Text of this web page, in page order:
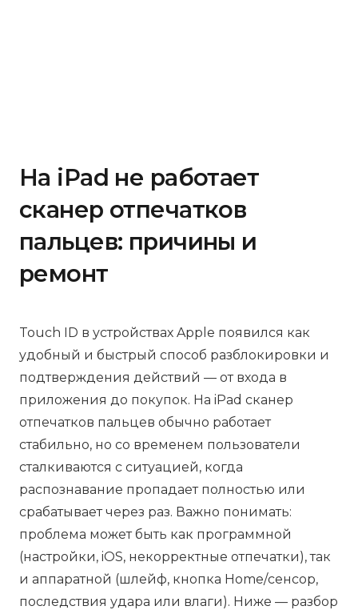
На iPad не работает
сканер отпечатков
пальцев: причины и
ремонт
Touch ID в устройствах Apple появился как
удобный и быстрый способ разблокировки и
подтверждения действий — от входа в
приложения до покупок. На iPad сканер
отпечатков пальцев обычно работает
стабильно, но со временем пользователи
сталкиваются с ситуацией, когда
распознавание пропадает полностью или
срабатывает через раз. Важно понимать:
проблема может быть как программной
(настройки, iOS, некорректные отпечатки), так
и аппаратной (шлейф, кнопка Home/сенсор,
последствия удара или влаги). Ниже — разбор